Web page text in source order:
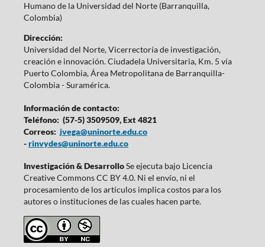
Humano de la Universidad del Norte (Barranquilla,
Colombia)
Dirección:
Universidad del Norte, Vicerrectoría de investigación,
creación e innovación. Ciudadela Universitaria, Km. 5 vía
Puerto Colombia, Área Metropolitana de Barranquilla-
Colombia - Suramérica.
Información de contacto:
Teléfono: (57-5) 3509509, Ext 4821
Correos: jvega@uninorte.edu.co
-rinvydes@uninorte.edu.co
Investigación & DesarrolloSe ejecuta bajo Licencia
Creative Commons CC BY 4.0. Ni el envío, ni el
procesamiento de los artículos implica costos para los
autores o instituciones de las cuales hacen parte.